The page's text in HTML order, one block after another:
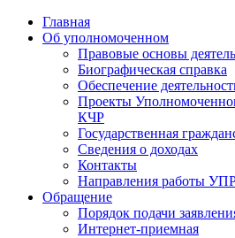
Главная
Об уполномоченном
Правовые основы
Биографическая справка
Обеспечение
Проекты
КЧР
Государственная
Сведения о доходах
Контакты
Направления работы
Обращение
Порядок подачи
Интернет-приемная